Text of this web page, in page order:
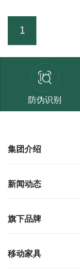
上海
安徽
重庆
甘肃
1
防伪识别
集团介绍
集团介绍
企业文化
人才招聘
商学院
VR全景展厅
董事长介绍
新闻动态
对外公告
家居资讯
旗下品牌
品牌文化
荣誉资质
产品专利
电子画册
移动家具